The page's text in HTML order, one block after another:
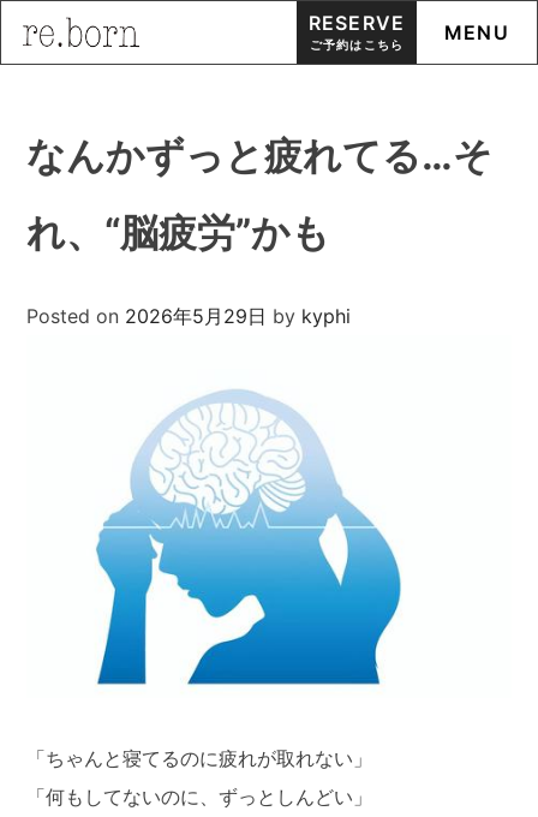
content
RESERVE
ご予約はこちら MENU
なんかずっと疲れてる…そ
れ、“脳疲労”かも
Posted on 2026年5月29日 by kyphi
「ちゃんと寝てるのに疲れが取れない」
「何もしてないのに、ずっとしんどい」